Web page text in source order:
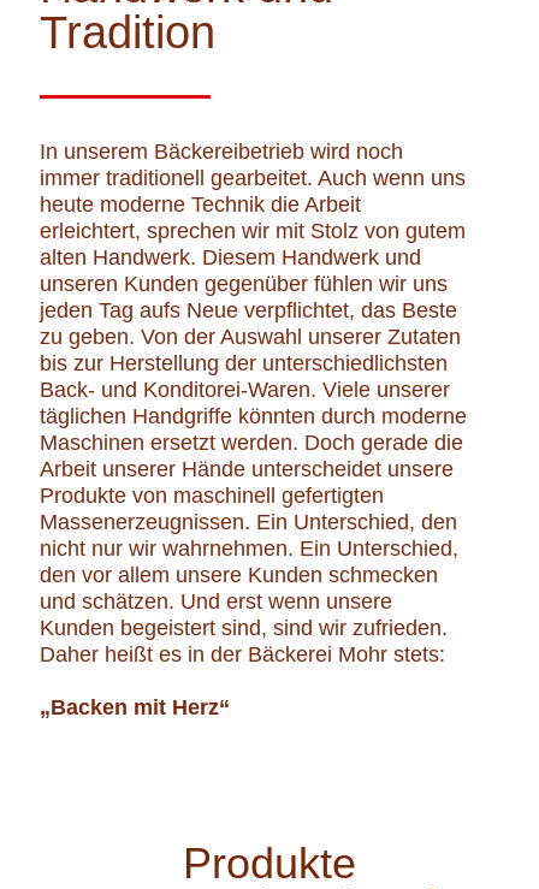
Tradition
In unserem Bäckereibetrieb wird noch
immer traditionell gearbeitet. Auch wenn uns
heute moderne Technik die Arbeit
erleichtert, sprechen wir mit Stolz von gutem
alten Handwerk. Diesem Handwerk und
unseren Kunden gegenüber fühlen wir uns
jeden Tag aufs Neue verpflichtet, das Beste
zu geben. Von der Auswahl unserer Zutaten
bis zur Herstellung der unterschiedlichsten
Back- und Konditorei-Waren. Viele unserer
täglichen Handgriffe könnten durch moderne
Maschinen ersetzt werden. Doch gerade die
Arbeit unserer Hände unterscheidet unsere
Produkte von maschinell gefertigten
Massenerzeugnissen. Ein Unterschied, den
nicht nur wir wahrnehmen. Ein Unterschied,
den vor allem unsere Kunden schmecken
und schätzen. Und erst wenn unsere
Kunden begeistert sind, sind wir zufrieden.
Daher heißt es in der Bäckerei Mohr stets:
„Backen mit Herz“
Produkte